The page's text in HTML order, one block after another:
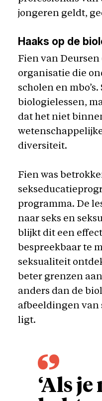
jongeren geldt,
Haaks op de
Fien van
organisatie die
scholen en
biologielessen,
dat het niet
diversiteit.
Fien was
programma. De
naar seks en
blijkt dit een
bespreekbaar te
seksualiteit
beter grenzen
anders dan de
afbeeldingen van
ligt.
‘Als